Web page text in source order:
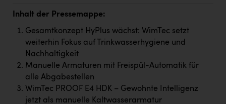
INTERSPORT Austria
Jesolo
Jane Goodall Institute Austria
Kärcher
Karin Liedl
Inhalt der Pressemappe:
Gesamtkonzept HyPlus wächst: WimTec setzt
weiterhin Fokus auf Trinkwasserhygiene und
Nachhaltigkeit
Manuelle Armaturen mit Freispül-Automatik für
alle Abgabestellen
WimTec PROOF E4 HDK – Gewohnte Intelligenz
jetzt als manuelle Kaltwasserarmatur